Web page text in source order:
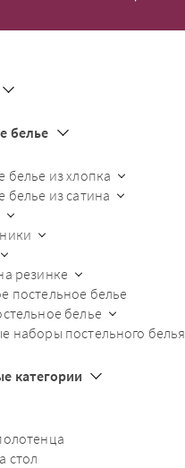
белье
белье из хлопка
белье из сатина
резинке
постельное белье
белье
наборы постельного белья
категории
стол